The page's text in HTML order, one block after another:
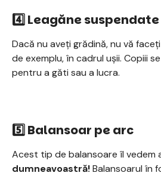
4️⃣ Leagăne
Dacă nu aveți grădină, nu vă faceți
de exemplu, în cadrul ușii. Copiii
pentru a găti sau a lucra.
5️⃣ Balansoar pe arc
Acest tip de balansoare îl vedem
dumneavoastră!Balansoarul în